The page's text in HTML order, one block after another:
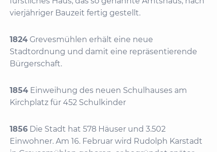
vierjähriger Bauzeit fertig gestellt.
1824 Grevesmühlen erhält eine neue
Stadtordnung und damit eine repräsentierende
Bürgerschaft.
1854 Einweihung des neuen Schulhauses am
Kirchplatz für 452 Schulkinder
1856 Die Stadt hat 578 Häuser und 3.502
Einwohner. Am 16. Februar wird Rudolph Karstadt